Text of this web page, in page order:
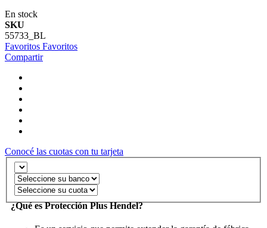
En stock
SKU
55733_BL
Favoritos Favoritos
Compartir
Conocé las cuotas con tu tarjeta
¿Qué es Protección Plus Hendel?